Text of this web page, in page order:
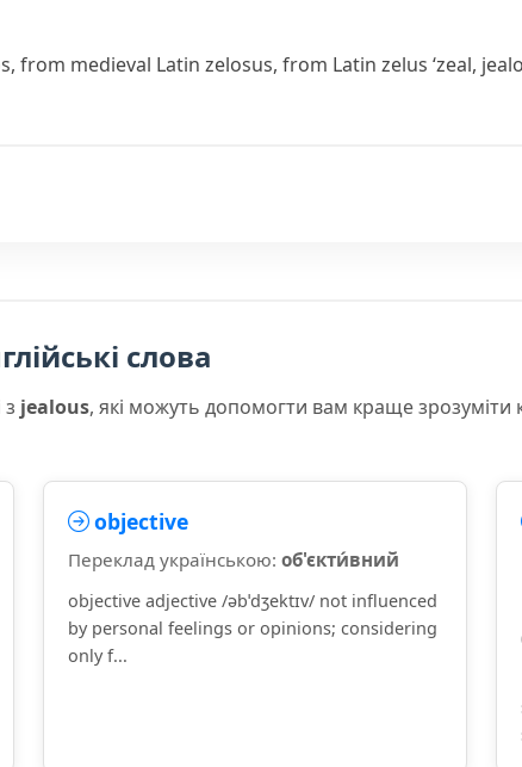
, from medieval Latin zelosus, from Latin zelus ‘zeal,
слова
jealous, які можуть допомогти вам краще зрозуміти
objective
Переклад українською: об'єкти́вний
objective adjective /əbˈdʒektɪv/ not influenced
by personal feelings or opinions; considering
only f...